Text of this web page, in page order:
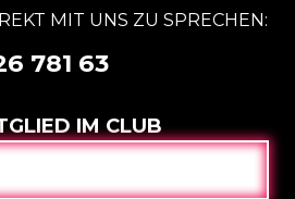
MIT UNS ZU SPRECHEN:
781 63
IM CLUB